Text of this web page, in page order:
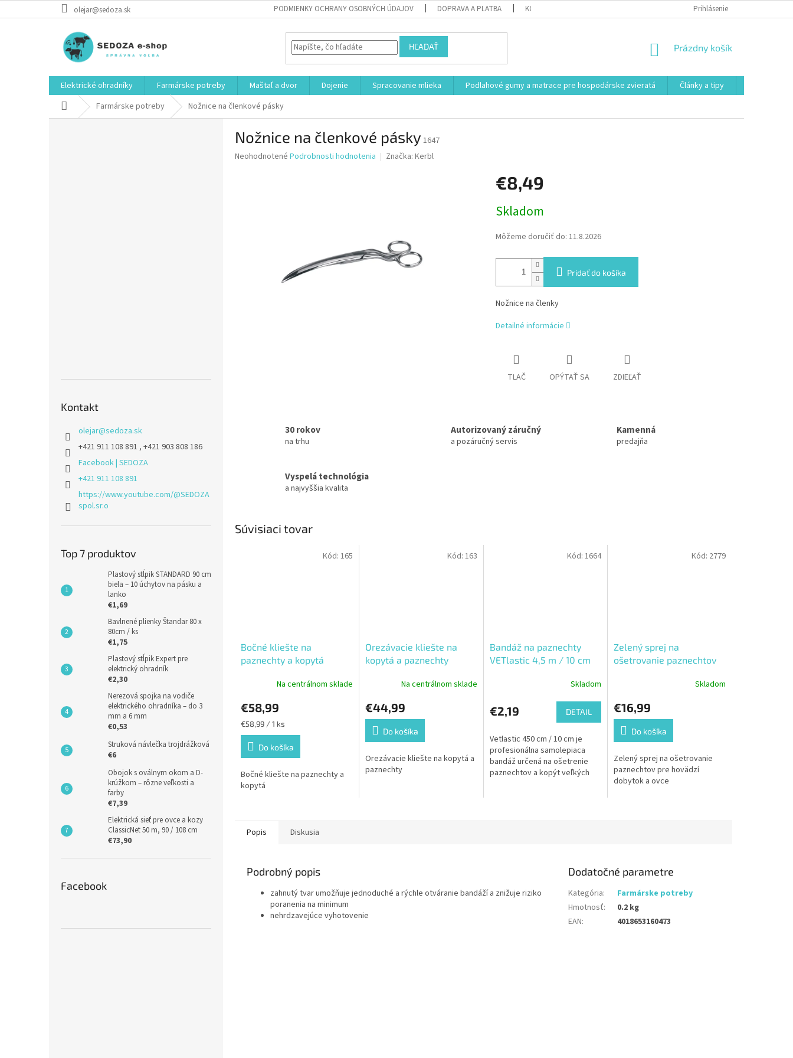
na
olejar@sedoza.sk PODMIENKY OCHRANY OSOBNÝCH ÚDAJOV DOPRAVA A PLATBA KONTAKT VŠEOBECNÉ OBCHODNÉ PODMIENKY POSTUP
Prihlásenie
HĽADAŤ
NÁKUPNÝ
Prázdny košík
Elektrické ohradníky Farmárske potreby Maštaľ a dvor Dojenie Spracovanie mlieka Podlahové gumy a matrace pre hospodárske zvieratá Články a tipy
DomovFarmárske potreby Nožnice na členkové pásky
Kontakt
olejar@sedoza.sk
+421 911 108 891 , +421 903 808 186
Facebook | SEDOZA
+421 911 108 891
https://www.youtube.com/@SEDOZA
spol.sr.o
Top 7 produktov
Plastový stĺpik STANDARD 90 cm
biela – 10 úchytov na pásku a
lanko
€1,69
Bavlnené plienky Štandar 80 x
80cm / ks
€1,75
Plastový stĺpik Expert pre
elektrický ohradník
€2,30
Nerezová spojka na vodiče
elektrického ohradníka – do 3
mm a 6 mm
€0,53
Struková návlečka trojdrážková
€6
Obojok s oválnym okom a D-
krúžkom – rôzne veľkosti a
farby
€7,39
Elektrická sieť pre ovce a kozy
ClassicNet 50 m, 90 / 108 cm
€73,90
Facebook
Nožnice na členkové pásky 1647
Priemerné
Neohodnotené Podrobnosti hodnotenia Značka: Kerbl
€8,49
cena:
Skladom
Môžeme doručiť do: 11.8.2026
Pridať do košíka
Nožnice na členky
Detailné informácie
TLAČ OPÝTAŤ SA ZDIEĽAŤ
30 rokov
na trhu
Autorizovaný záručný
a pozáručný servis
Kamenná
predajňa
Vyspelá technológia
a najvyššia kvalita
Súvisiaci tovar
Bočné kliešte na
paznechty a kopytá
Na centrálnom sklade
€58,99
Jednotková
cena:
€58,99 / 1 ks
Do košíka
Bočné kliešte na paznechty a
kopytá
Kód: 165
Orezávacie kliešte na
kopytá a paznechty
Na centrálnom sklade
€44,99
Do košíka
Orezávacie kliešte na kopytá a
paznechty
Kód: 163
Bandáž na paznechty
VETlastic 4,5 m / 10 cm
Skladom
€2,19 DETAIL
Vetlastic 450 cm / 10 cm je
profesionálna samolepiaca
bandáž určená na ošetrenie
paznechtov a kopýt veľkých
Kód:1664
Zelený sprej na
ošetrovanie paznechtov
Skladom
€16,99
Do košíka
Zelený sprej na ošetrovanie
paznechtov pre hovädzí
dobytok a ovce
Kód: 2779
Popis Diskusia
Podrobný popis
zahnutý tvar umožňuje jednoduché a rýchle otváranie bandáží a znižuje riziko
poranenia na minimum
nehrdzavejúce vyhotovenie
Dodatočné parametre
Kategória:
Farmárske potreby
Hmotnosť:
0.2 kg
EAN: 4018653160473